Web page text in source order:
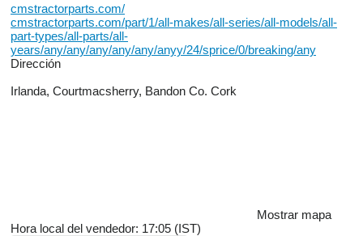
cmstractorparts.com/
cmstractorparts.com/part/1/all-makes/all-series/all-models/all-
part-types/all-parts/all-
years/any/any/any/any/any/anyy/24/sprice/0/breaking/any
Dirección
Irlanda, Courtmacsherry, Bandon Co. Cork
Mostrar mapa
Hora local del vendedor: 17:05 (IST)